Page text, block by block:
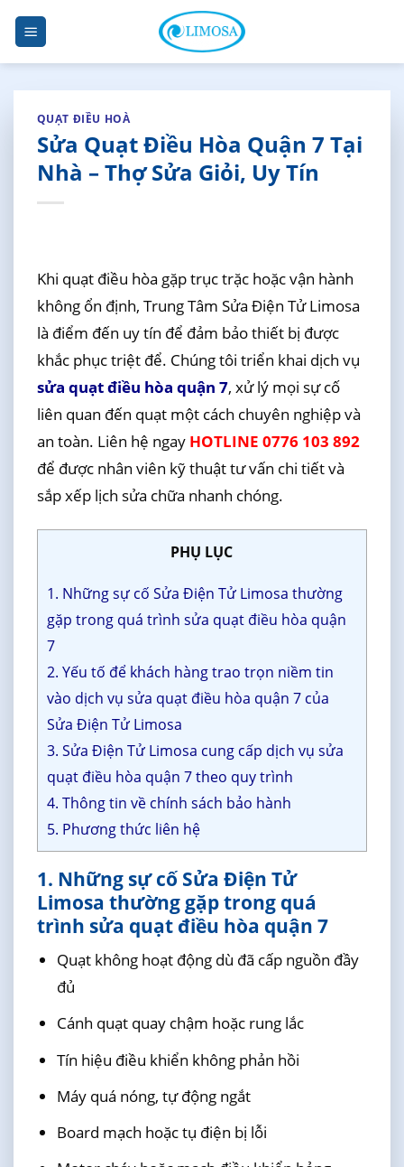
Skip
content
QUẠT ĐIỀU HOÀ
Sửa Quạt Điều Hòa Quận 7 Tại
Nhà – Thợ Sửa Giỏi, Uy Tín
Khi quạt điều hòa gặp trục trặc hoặc vận hành
không ổn định, Trung Tâm Sửa Điện Tử Limosa
là điểm đến uy tín để đảm bảo thiết bị được
khắc phục triệt để. Chúng tôi triển khai dịch vụ
sửa quạt điều hòa quận 7, xử lý mọi sự cố
liên quan đến quạt một cách chuyên nghiệp và
an toàn. Liên hệ ngay HOTLINE 0776 103 892
để được nhân viên kỹ thuật tư vấn chi tiết và
sắp xếp lịch sửa chữa nhanh chóng.
PHỤ LỤC
1. Những sự cố Sửa Điện Tử Limosa thường
gặp trong quá trình sửa quạt điều hòa quận
7
2. Yếu tố để khách hàng trao trọn niềm tin
vào dịch vụ sửa quạt điều hòa quận 7 của
Sửa Điện Tử Limosa
3. Sửa Điện Tử Limosa cung cấp dịch vụ sửa
quạt điều hòa quận 7 theo quy trình
4. Thông tin về chính sách bảo hành
5. Phương thức liên hệ
1. Những sự cố Sửa Điện Tử
Limosa thường gặp trong quá
trình sửa quạt điều hòa quận 7
Quạt không hoạt động dù đã cấp nguồn đầy
đủ
Cánh quạt quay chậm hoặc rung lắc
Tín hiệu điều khiển không phản hồi
Máy quá nóng, tự động ngắt
Board mạch hoặc tụ điện bị lỗi